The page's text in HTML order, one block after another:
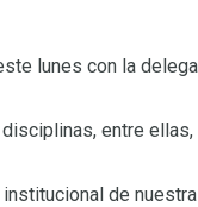
lunes con la
entre
de